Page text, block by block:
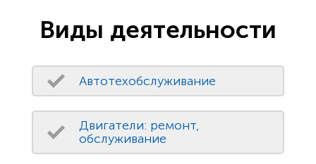
Виды деятельности
Автотехобслуживание
Двигатели: ремонт,
обслуживание